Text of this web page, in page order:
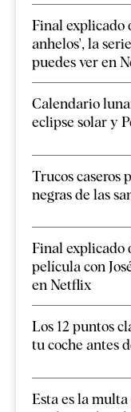
Final explicado
anhelos', la
puedes ver en
Calendario
eclipse solar y
Trucos caseros
negras de las
Final explicado
película con
en Netflix
Los 12 puntos
tu coche antes
Esta es la